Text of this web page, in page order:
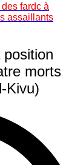
fardc à
assaillants
morts
Kivu)